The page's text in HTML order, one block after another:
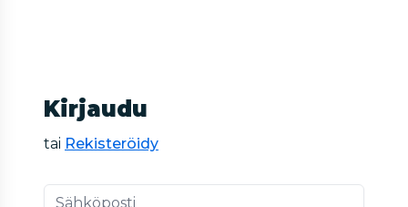
Kirjaudu
tai Rekisteröidy